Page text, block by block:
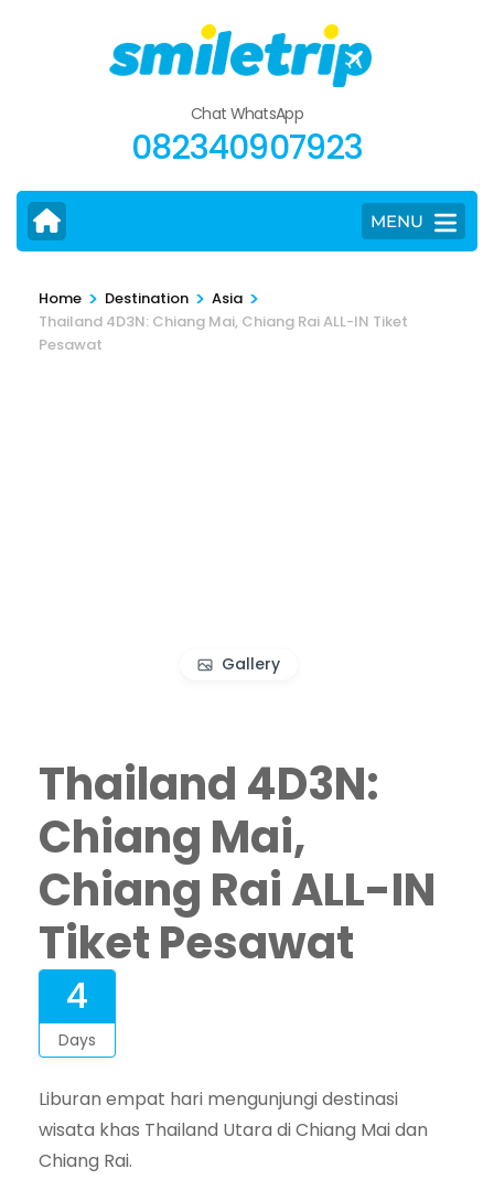
Chat WhatsApp
082340907923
MENU
Home > Destination > Asia >
Thailand 4D3N: Chiang Mai, Chiang Rai ALL-IN Tiket
Pesawat
Gallery
Thailand 4D3N:
Chiang Mai,
Chiang Rai ALL-IN
Tiket Pesawat
4
Days
Liburan empat hari mengunjungi destinasi
wisata khas Thailand Utara di Chiang Mai dan
Chiang Rai.